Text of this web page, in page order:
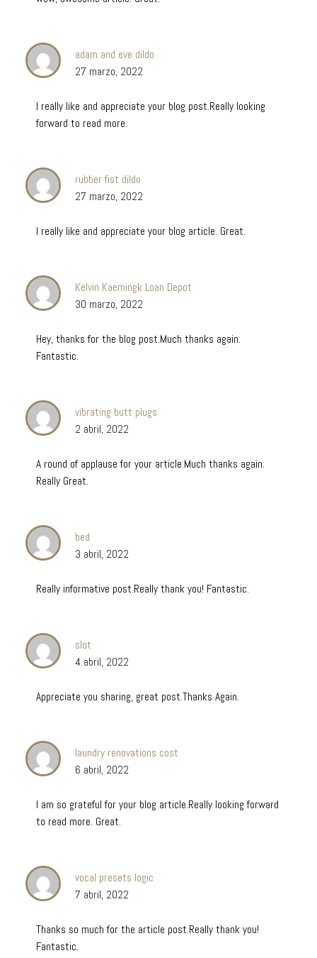
adam and eve dildo
27 marzo, 2022
I really like and appreciate your blog post.Really looking
forward to read more.
rubber fist dildo
27 marzo, 2022
I really like and appreciate your blog article. Great.
Kelvin Kaemingk Loan Depot
30 marzo, 2022
Hey, thanks for the blog post.Much thanks again.
Fantastic.
vibrating butt plugs
2 abril, 2022
A round of applause for your article.Much thanks again.
Really Great.
bed
3 abril, 2022
Really informative post.Really thank you! Fantastic.
slot
4 abril, 2022
Appreciate you sharing, great post.Thanks Again.
laundry renovations cost
6 abril, 2022
I am so grateful for your blog article.Really looking forward
to read more. Great.
vocal presets logic
7 abril, 2022
Thanks so much for the article post.Really thank you!
Fantastic.